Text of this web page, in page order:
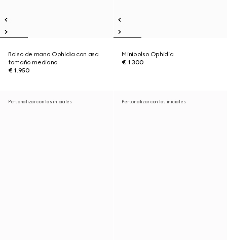
Bolso de mano Ophidia con asa
tamaño mediano
€ 1.950
Minibolso Ophidia
€ 1.300
Personalizar con las iniciales Personalizar con las iniciales